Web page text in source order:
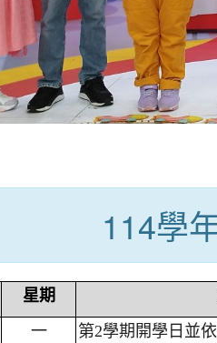
114學
星期
一 第2學期開學日並